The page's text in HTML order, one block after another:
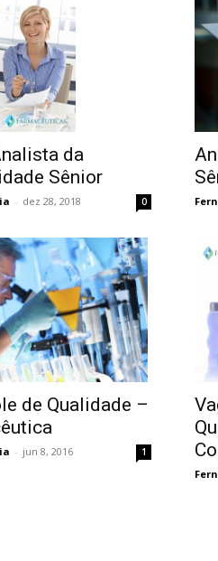
da
Sênior
- dez 28, 2018 0
de Qualidade –
- jun 8, 2016 1